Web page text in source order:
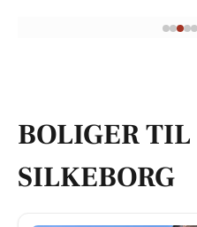
BOLIGER TIL
SILKEBORG